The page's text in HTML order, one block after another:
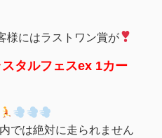
様にはラストワン賞が
タルフェスex 1カー
では絶対に走られません